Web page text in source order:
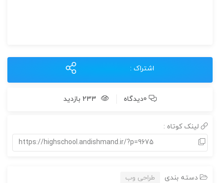
اشتراک :
0دیدگاه 233 بازدید
لینک کوتاه :
https://highschool.andishmand.ir/?p=9675
دسته بندی طراحی وب